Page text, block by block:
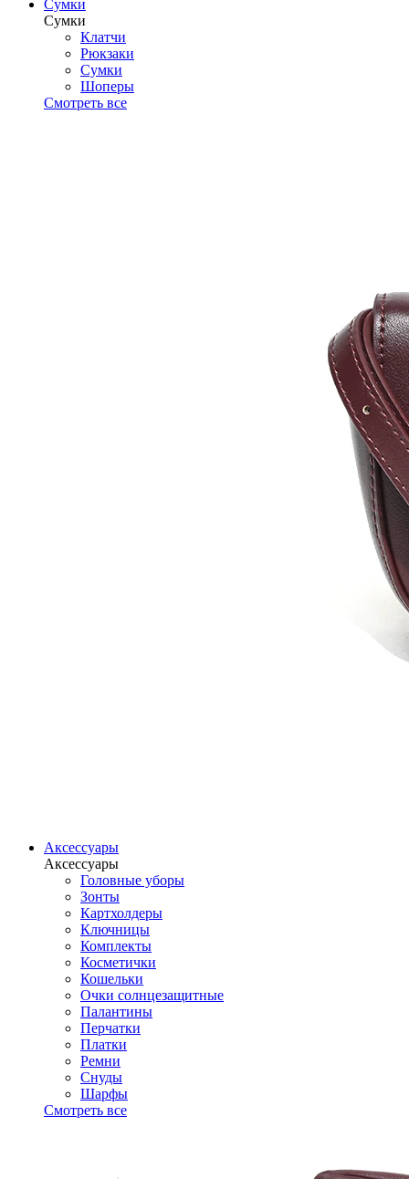
Сумки
Сумки
Клатчи
Рюкзаки
Сумки
Шоперы
Смотреть все
Аксессуары
Аксессуары
Головные уборы
Зонты
Картхолдеры
Ключницы
Комплекты
Косметички
Кошельки
Очки солнцезащитные
Палантины
Перчатки
Платки
Ремни
Снуды
Шарфы
Смотреть все